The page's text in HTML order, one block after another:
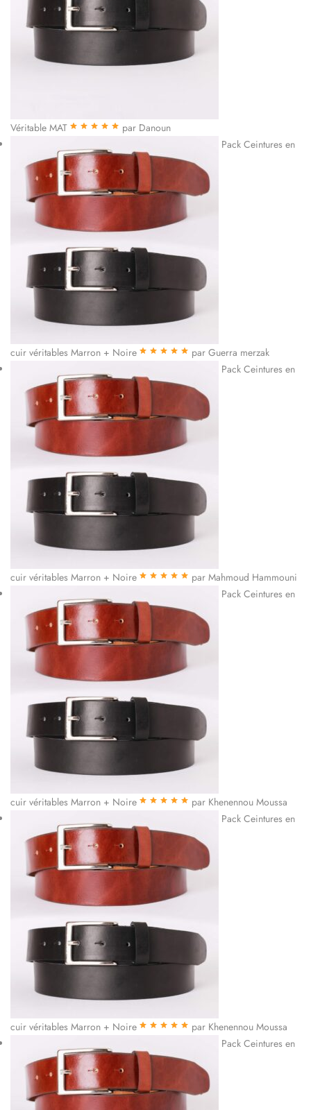
Véritable MAT
par Danoun
Pack Ceintures en
cuir véritables Marron + Noire
par Guerra merzak
Pack Ceintures en
cuir véritables Marron + Noire
par Mahmoud Hammouni
Pack Ceintures en
cuir véritables Marron + Noire
par Khenennou Moussa
Pack Ceintures en
cuir véritables Marron + Noire
par Khenennou Moussa
Pack Ceintures en